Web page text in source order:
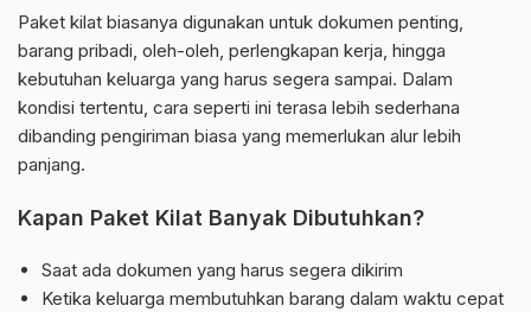
Paket kilat biasanya digunakan untuk dokumen penting,
barang pribadi, oleh-oleh, perlengkapan kerja, hingga
kebutuhan keluarga yang harus segera sampai. Dalam
kondisi tertentu, cara seperti ini terasa lebih sederhana
dibanding pengiriman biasa yang memerlukan alur lebih
panjang.
Kapan Paket Kilat Banyak Dibutuhkan?
Saat ada dokumen yang harus segera dikirim
Ketika keluarga membutuhkan barang dalam waktu cepat